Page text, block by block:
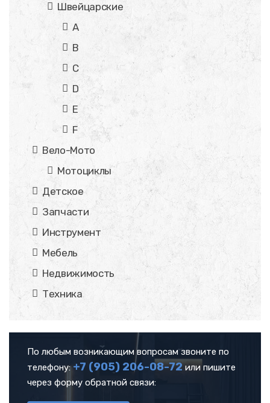
Швейцарские
A
B
C
D
E
F
Вело-Мото
Мотоциклы
Детское
Запчасти
Инструмент
Мебель
Недвижимость
Техника
По любым возникающим вопросам звоните по
телефону:+7 (905) 206-08-72 или пишите
через форму обратной связи: